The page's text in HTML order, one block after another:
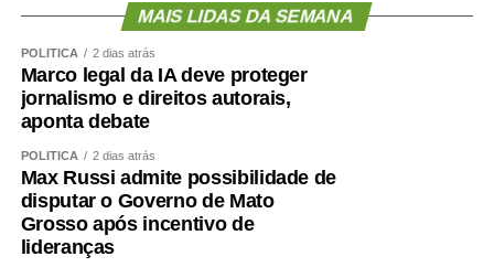
MAIS LIDAS DA SEMANA
POLÍTICA 2 dias atrás
Marco legal da IA deve proteger
jornalismo e direitos autorais,
aponta debate
POLÍTICA 2 dias atrás
Max Russi admite possibilidade de
disputar o Governo de Mato
Grosso após incentivo de
lideranças